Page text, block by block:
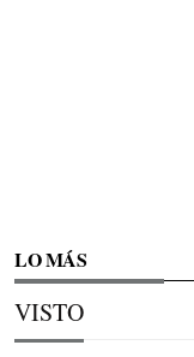
LO MÁS
VISTO